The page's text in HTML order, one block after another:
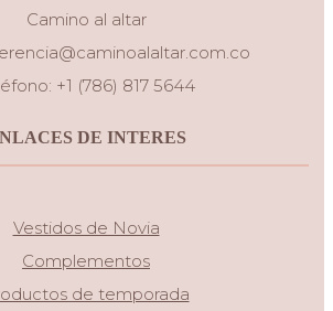
Camino al altar
+1 (786) 817 5644
DE INTERES
Vestidos de Novia
Complementos
de temporada